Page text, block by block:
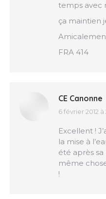
temps avec
ça maintien
FRA 414
CE Canonne
dit
6 février 2012 à
Excellent !
la mise à
été après
même
!